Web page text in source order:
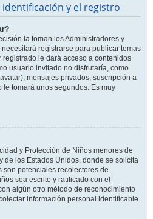
y el registro
la toman los Administradores y
registrarse para publicar temas
registrado le dará acceso a contenidos
usuario invitado no disfrutaría, como
mensajes privados, suscripción a
le tomará unos segundos. Es muy
y Protección de Niños menores de
de los Estados Unidos, donde se solicita
son potenciales recolectores de
sea escrito y ratificado con el
algún otro método de reconocimiento
información personal identificable